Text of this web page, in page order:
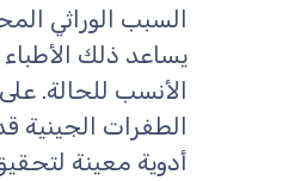
السبب الوراثي
يساعد ذلك
الأنسب للحالة.
الطفرات الجينية
أدوية معينة